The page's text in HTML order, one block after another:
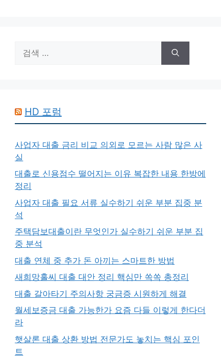
색:
HD 포럼
사업자 대출 금리 비교 의외로 모르는 사람 많은 사
실
대출로 신용점수 떨어지는 이유 복잡한 내용 한방에
정리
사업자 대출 필요 서류 실수하기 쉬운 부분 집중 분
석
주택담보대출이란 무엇인가 실수하기 쉬운 부분 집
중 분석
대출 연체 중 추가 돈 아끼는 스마트한 방법
새희망홀씨 대출 대안 정리 핵심만 쏙쏙 총정리
대출 갈아타기 주의사항 궁금증 시원하게 해결
월세보증금 대출 가능한가 요즘 다들 이렇게 한다더
라
햇살론 대출 상환 방법 전문가도 놓치는 핵심 포인
트